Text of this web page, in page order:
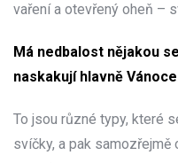
vaření a otevřený oheň –
Má nedbalost nějakou
naskakují hlavně
To jsou různé typy, které
svíčky, a pak samozřejmě